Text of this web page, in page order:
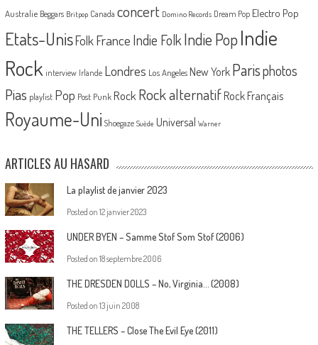
Australie Beggars Britpop Canada concert Domino Records Dream Pop Electro Pop
Etats-UnisFolk France Indie Folk Indie PopIndie
Rock interview Irlande Londres Los Angeles New York Parisphotos
Pias playlist Pop Post Punk Rock Rock alternatif Rock Français
Royaume-Uni Shoegaze Suède Universal Warner
ARTICLES AU HASARD
La playlist de janvier 2023
Posted on 12 janvier 2023
UNDER BYEN – Samme Stof Som Stof (2006)
Posted on 18 septembre 2006
THE DRESDEN DOLLS – No, Virginia… (2008)
Posted on 13 juin 2008
THE TELLERS – Close The Evil Eye (2011)